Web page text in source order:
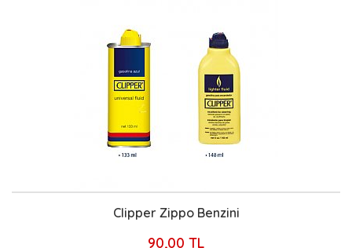
Clipper Zippo Benzini
90,00 TL